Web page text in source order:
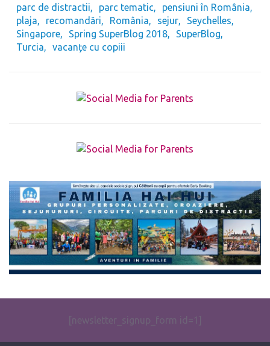
parc de distractii
parc tematic
pensiuni în România
plaja
recomandări România sejur
Seychelles
Singapore
Spring SuperBlog 2018
SuperBlog
Turcia
vacanțe cu copiii
The form you have selected does not exist.
[newsletter_signup_form id=1]